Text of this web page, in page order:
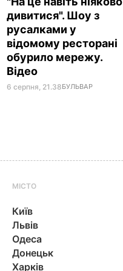
дивитися". Шоу з
русалками у
відомому ресторані
обурило мережу.
Відео
6 серпня, 21.38БУЛЬВАР
МІСТО
Київ
Львів
Одеса
Донецьк
Харків